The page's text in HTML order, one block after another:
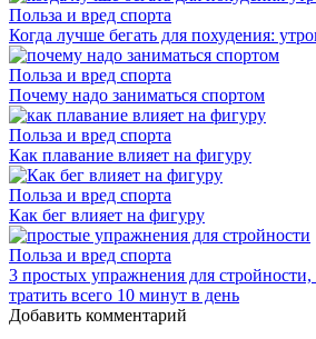
Польза и вред спорта
Когда лучше бегать для похудения:
Польза и вред спорта
Почему надо заниматься спортом
Польза и вред спорта
Как плавание влияет на фигуру
Польза и вред спорта
Как бег влияет на фигуру
Польза и вред спорта
3 простых упражнения для
тратить всего 10 минут в день
Добавить комментарий